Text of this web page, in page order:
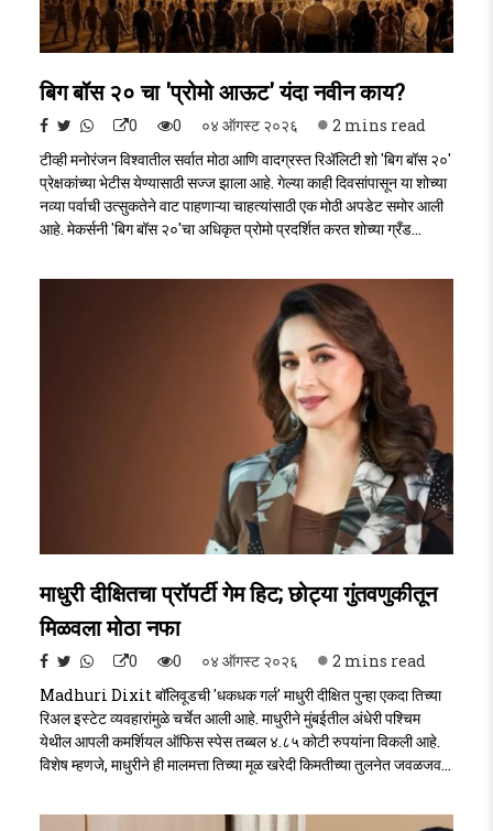
बिग बॉस २० चा 'प्रोमो आऊट' यंदा नवीन काय?
0 0 ०४ ऑगस्ट २०२६
2 mins read
टीव्ही मनोरंजन विश्वातील सर्वात मोठा आणि वादग्रस्त रिॲलिटी शो 'बिग बॉस २०'
प्रेक्षकांच्या भेटीस येण्यासाठी सज्ज झाला आहे. गेल्या काही दिवसांपासून या शोच्या
नव्या पर्वाची उत्सुकतेने वाट पाहणाऱ्या चाहत्यांसाठी एक मोठी अपडेट समोर आली
आहे. मेकर्सनी 'बिग बॉस २०'चा अधिकृत प्रोमो प्रदर्शित करत शोच्या ग्रँड
माधुरी दीक्षितचा प्रॉपर्टी गेम हिट; छोट्या गुंतवणुकीतून
मिळवला मोठा नफा
0 0 ०४ ऑगस्ट २०२६
2 mins read
Madhuri Dixit बॉलिवूडची 'धकधक गर्ल' माधुरी दीक्षित पुन्हा एकदा तिच्या
रिअल इस्टेट व्यवहारांमुळे चर्चेत आली आहे. माधुरीने मुंबईतील अंधेरी पश्चिम
येथील आपली कमर्शियल ऑफिस स्पेस तब्बल ४.८५ कोटी रुपयांना विकली आहे.
विशेष म्हणजे, माधुरीने ही मालमत्ता तिच्या मूळ खरेदी किमतीच्या तुलनेत जवळजवळ
आहेMadhuri Dixit..